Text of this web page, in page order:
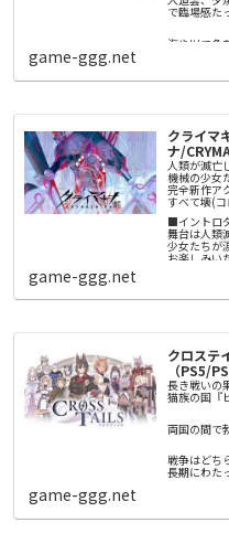
火に強く、
ったような
新たに発
せること
物が凶暴化
▼相棒「オ
主人公と一
けで重いも
て、水の上
ののニオイ
す。
ピクミンや
す。それぞ
ば、どんな
▼「ピクミ
ピクミン
火にやら
もしれませ
できます。
ポインター
しいと思っ
ことができ
で臨場感た
海や川で魚
夏休みに
るもよし
火や盆踊り
の思い出を
夏休みや子
数多く手掛
休み』が
game-ggg.net
クライマ
ナ/
人類が滅亡
機械の少女
完全新作ア
すべて壊(コ
■イントロ
舞台は人類
少女たちが
お楽しみい
病によって
「あなたは
そして訪れ
しかしレー
エノアと名
そこはエデ
エデンでは
「本物の人
「本物の人
game-ggg.net
クロステ
（PS5/
長き戦いの
猫族の国『
両国の間で
戦争はどち
長期にわた
game-ggg.net